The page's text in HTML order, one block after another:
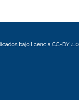
bajo licencia CC-BY 4.0